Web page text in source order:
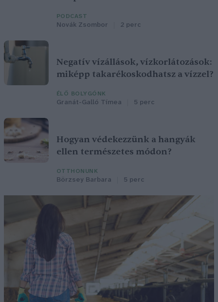
PODCAST
Novák Zsombor 2 perc
Negatív vízállások, vízkorlátozások:
miképp takarékoskodhatsz a vízzel?
ÉLŐ BOLYGÓNK
Granát-Galló Tímea 5 perc
Hogyan védekezzünk a hangyák
ellen természetes módon?
OTTHONUNK
Börzsey Barbara 5 perc